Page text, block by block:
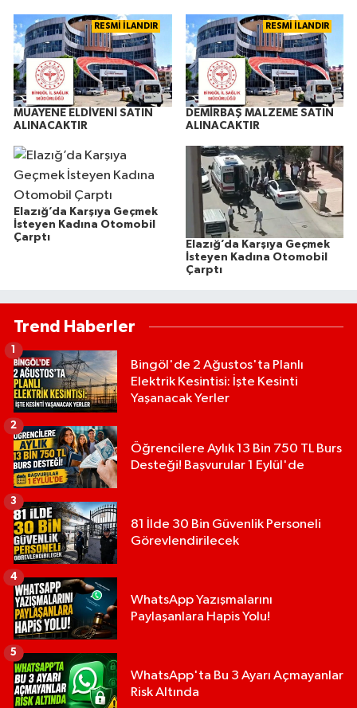
RESMİ İLANDIR
MUAYENE ELDİVENİ SATIN
ALINACAKTIR
RESMİ İLANDIR
DEMİRBAŞ MALZEME SATIN
ALINACAKTIR
Elazığ’da Karşıya Geçmek
İsteyen Kadına Otomobil
Çarptı
Elazığ’da Karşıya Geçmek
İsteyen Kadına Otomobil
Çarptı
Trend Haberler
Bingöl'de 2 Ağustos'ta Planlı
Elektrik Kesintisi: İşte Kesinti
Yaşanacak Yerler
Öğrencilere Aylık 13 Bin 750 TL Burs
Desteği! Başvurular 1 Eylül'de
2
81 İlde 30 Bin Güvenlik Personeli
Görevlendirilecek
3
WhatsApp Yazışmalarını
Paylaşanlara Hapis Yolu!
4
WhatsApp'ta Bu 3 Ayarı Açmayanlar
Risk Altında
5